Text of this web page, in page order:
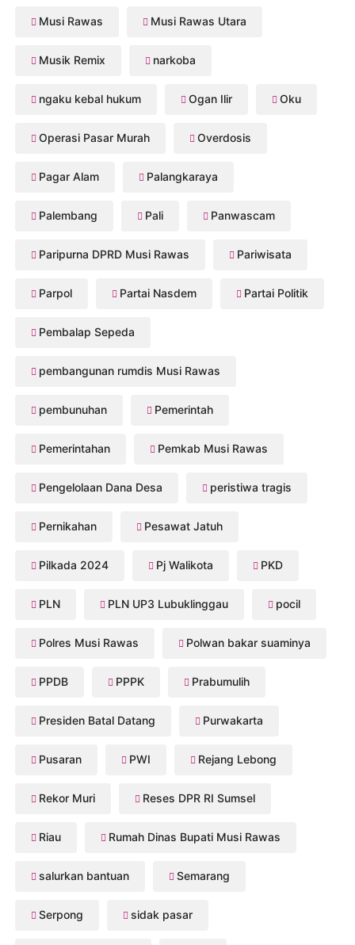
Musi Rawas Musi Rawas Utara
Musik Remix narkoba
ngaku kebal hukum Ogan Ilir Oku
Operasi Pasar Murah Overdosis
Pagar Alam Palangkaraya
Palembang Pali Panwascam
Paripurna DPRD Musi Rawas Pariwisata
Parpol Partai Nasdem Partai Politik
Pembalap Sepeda
pembangunan rumdis Musi Rawas
pembunuhan Pemerintah
Pemerintahan Pemkab Musi Rawas
Pengelolaan Dana Desa peristiwa tragis
Pernikahan Pesawat Jatuh
Pilkada 2024 Pj Walikota PKD
PLN PLN UP3 Lubuklinggau pocil
Polres Musi Rawas Polwan bakar suaminya
PPDB PPPK Prabumulih
Presiden Batal Datang Purwakarta
Pusaran PWI Rejang Lebong
Rekor Muri Reses DPR RI Sumsel
Riau Rumah Dinas Bupati Musi Rawas
salurkan bantuan Semarang
Serpong sidak pasar